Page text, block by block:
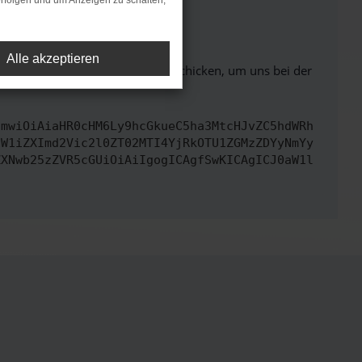
unterstützt werden.
Du kannst uns diesen Text schicken, um uns bei der
Alle akzeptieren